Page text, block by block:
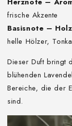
frische Akzente
Basisnote –
helle Hölzer,
Dieser Duft bringt
blühenden
Bereiche, die der
sind.